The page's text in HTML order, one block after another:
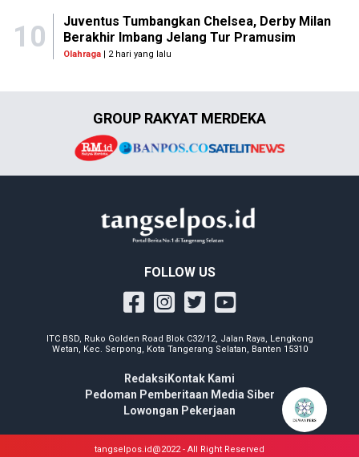
10
Juventus Tumbangkan Chelsea, Derby Milan
Berakhir Imbang Jelang Tur Pramusim
Olahraga| 2 hari yang lalu
GROUP RAKYAT MERDEKA
FOLLOW US
ITC BSD, Ruko Golden Road Blok C32/12, Jalan Raya, Lengkong
Wetan, Kec. Serpong, Kota Tangerang Selatan, Banten 15310
Redaksi Kontak Kami
Pedoman Pemberitaan Media Siber
Lowongan Pekerjaan
tangselpos.id@2022 - All Right Reserved